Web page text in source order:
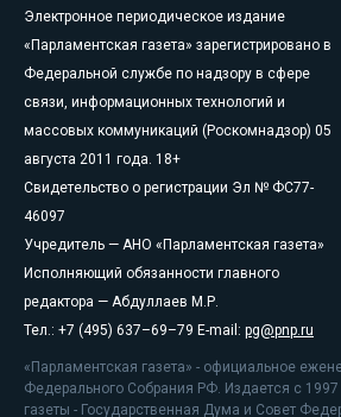
Электронное периодическое издание
«Парламентская газета» зарегистрировано в
Федеральной службе по надзору в сфере
связи, информационных технологий и
массовых коммуникаций (Роскомнадзор) 05
августа 2011 года. 18+
Свидетельство о регистрации Эл № ФС77-
46097
Учредитель — АНО «Парламентская газета»
Исполняющий обязанности главного
редактора — Абдуллаев М.Р.
Тел.: +7 (495) 637–69–79 E-mail: pg@pnp.ru
«Парламентская газета» - официальное
Федерального Собрания РФ. Издается с 1997
газеты - Государственная Дума и Совет